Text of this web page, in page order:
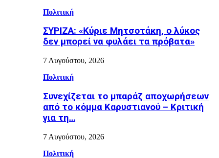
Πολιτική
ΣΥΡΙΖΑ: «Κύριε Μητσοτάκη, ο λύκος
δεν μπορεί να φυλάει τα πρόβατα»
7 Αυγούστου, 2026
Πολιτική
Συνεχίζεται το μπαράζ αποχωρήσεων
από το κόμμα Καρυστιανού – Κριτική
για τη…
7 Αυγούστου, 2026
Πολιτική